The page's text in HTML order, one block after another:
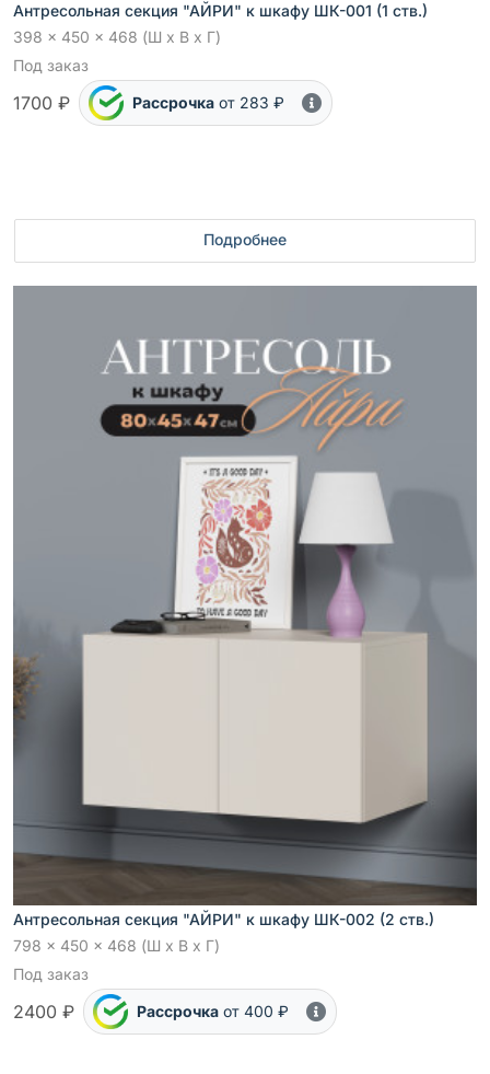
Антресольная секция "АЙРИ" к шкафу ШК-001 (1 ств.)
398 x 450 x 468 (Ш x В x Г)
Под заказ
1700 ₽ Рассрочка от 283 ₽
Подробнее
Антресольная секция "АЙРИ" к шкафу ШК-002 (2 ств.)
798 x 450 x 468 (Ш x В x Г)
Под заказ
2400 ₽ Рассрочка от 400 ₽